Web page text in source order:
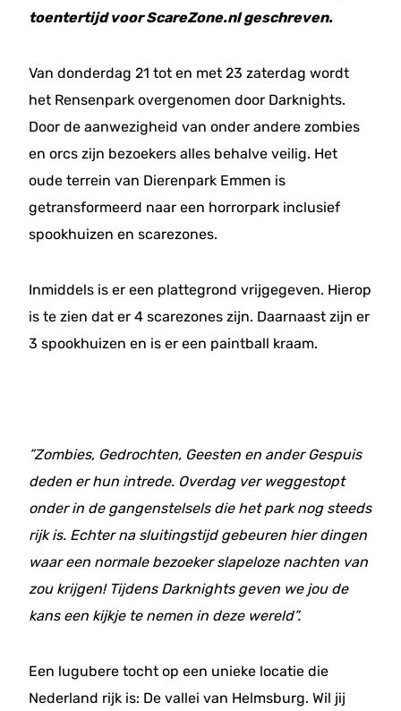
toentertijd voor ScareZone.nl geschreven.
Van donderdag 21 tot en met 23 zaterdag wordt
het Rensenpark overgenomen door Darknights.
Door de aanwezigheid van onder andere zombies
en orcs zijn bezoekers alles behalve veilig. Het
oude terrein van Dierenpark Emmen is
getransformeerd naar een horrorpark inclusief
spookhuizen en scarezones.
Inmiddels is er een plattegrond vrijgegeven. Hierop
is te zien dat er 4 scarezones zijn. Daarnaast zijn er
3 spookhuizen en is er een paintball kraam.
”Zombies, Gedrochten, Geesten en ander Gespuis
deden er hun intrede. Overdag ver weggestopt
onder in de gangenstelsels die het park nog steeds
rijk is. Echter na sluitingstijd gebeuren hier dingen
waar een normale bezoeker slapeloze nachten van
zou krijgen! Tijdens Darknights geven we jou de
kans een kijkje te nemen in deze wereld”.
Een lugubere tocht op een unieke locatie die
Nederland rijk is: De vallei van Helmsburg. Wil jij